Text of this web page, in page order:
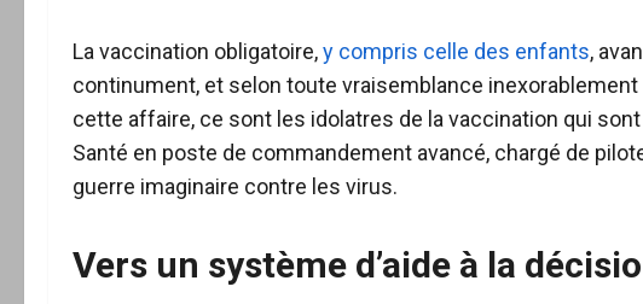
La vaccination obligatoire,y compris celle des enfants,
continument, et selon toute vraisemblance inexorablement
cette affaire, ce sont les idolatres de la vaccination qui
Santé en poste de commandement avancé, chargé de
guerre imaginaire contre les virus.
Vers un système d’aide à la